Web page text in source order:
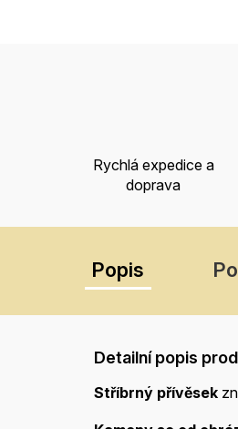
Rychlá expedice a
doprava
Popis
Detailní popis
Stříbrný přívěsek